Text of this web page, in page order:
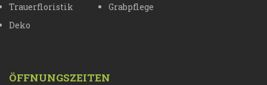
Trauerfloristik
Grabpflege
Deko
ÖFFNUNGSZEITEN